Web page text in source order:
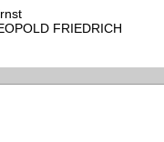
FRIEDRICH